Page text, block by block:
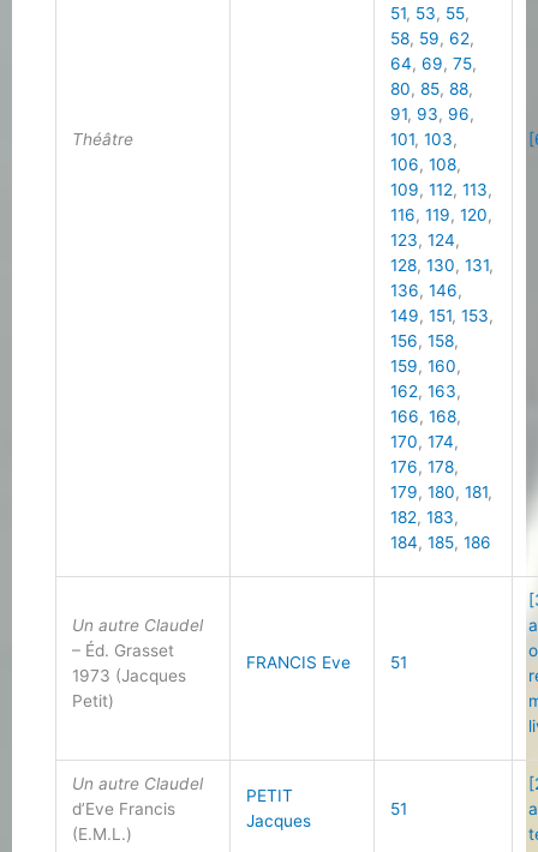
Théâtre
51, 53, 55,
58, 59,62,
64,69,75,
80,85,88,
91, 93, 96,
101,103,
106,108,
109,112,113,
116,119,120,
123,124,
128,130,131,
136,146,
149,151,153,
156,158,
159,160,
162,163,
166,168,
170,174,
176,178,
179,180,181,
182,183,
184,185,186
Un autre Claudel
– Éd. Grasset
1973 (Jacques
Petit)
FRANCIS Eve 51
Un autre Claudel
d’Eve Francis
(E.M.L.)
PETIT
Jacques
51